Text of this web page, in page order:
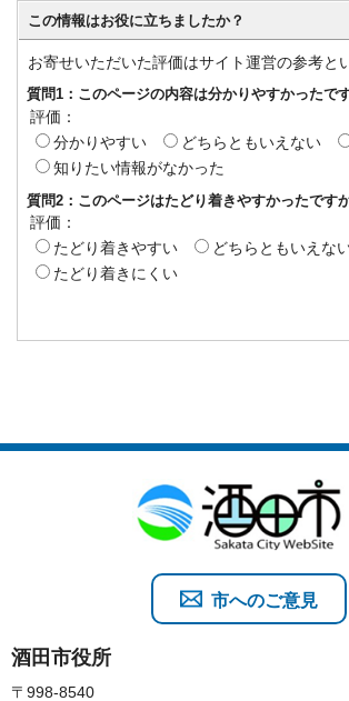
この情報はお役に立ちましたか？
お寄せいただいた評価はサイト運営の参考と
質問1：このページの内容は分かりやすかったで
評価：
分かりやすい
どちらともいえない
知りたい情報がなかった
質問2：このページはたどり着きやすかったです
評価：
たどり着きやすい
どちらともいえな
たどり着きにくい
酒田市役所
〒998-8540
市へのご意見